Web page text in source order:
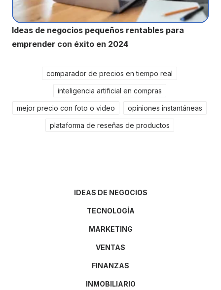
Ideas de negocios pequeños rentables para
emprender con éxito en 2024
comparador de precios en tiempo real
inteligencia artificial en compras
mejor precio con foto o video opiniones instantáneas
plataforma de reseñas de productos
IDEAS DE NEGOCIOS
TECNOLOGÍA
MARKETING
VENTAS
FINANZAS
INMOBILIARIO